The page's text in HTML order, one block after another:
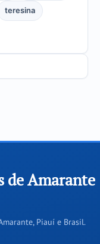
teresina
de Amarante
Piauí e Brasil.